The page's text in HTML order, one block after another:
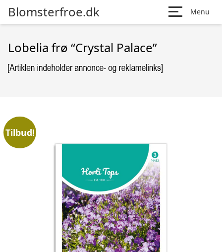
Blomsterfroe.dk Menu
Lobelia frø “Crystal Palace”
Tilbud!